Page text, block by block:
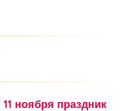
11 ноября праздник